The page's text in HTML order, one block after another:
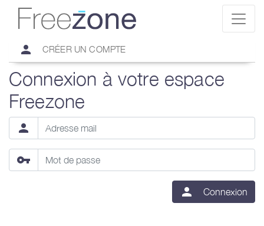
person CRÉER UN COMPTE
Connexion à votre espace
Freezone
person
vpn_key
person Connexion